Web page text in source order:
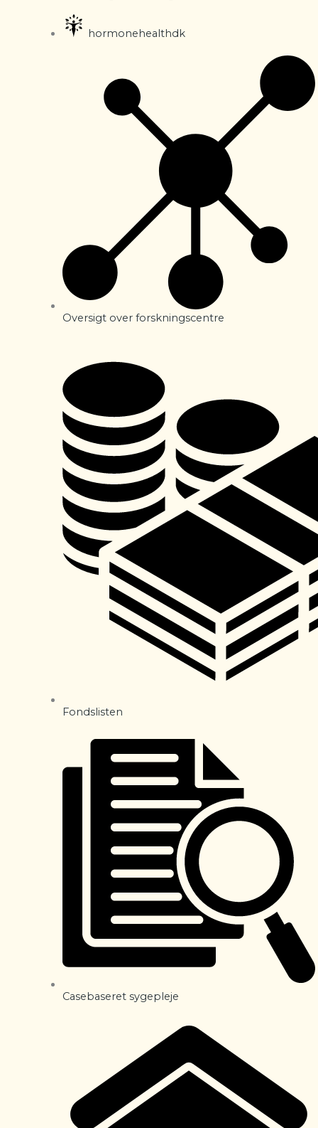
hormonehealthdk
Oversigt over forskningscentre
Fondslisten
Casebaseret sygepleje